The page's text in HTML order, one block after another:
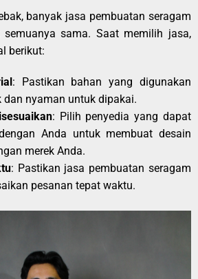
banyak jasa pembuatan seragam
sama. Saat memilih jasa,
berikut:
: Pastikan bahan yang digunakan
dan nyaman untuk dipakai.
: Pilih penyedia yang dapat
Anda untuk membuat desain
merek Anda.
: Pastikan jasa pembuatan seragam
pesanan tepat waktu.